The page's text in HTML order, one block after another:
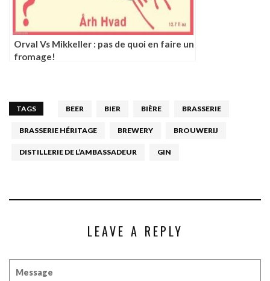
Orval Vs Mikkeller : pas de quoi en faire un
fromage!
TAGS BEER BIER BIÈRE BRASSERIE
BRASSERIE HÉRITAGE BREWERY BROUWERIJ
DISTILLERIE DE L’AMBASSADEUR GIN
LEAVE A REPLY